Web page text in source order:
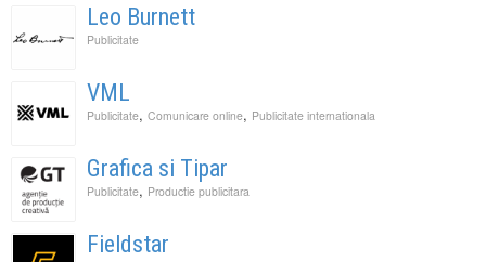
Leo Burnett
Publicitate
VML
Publicitate, Comunicare online, Publicitate internationala
Grafica si Tipar
Publicitate, Productie publicitara
Fieldstar